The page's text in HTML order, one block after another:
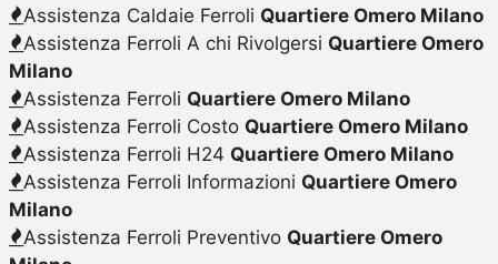
Assistenza Caldaie Ferroli Quartiere Omero Milano
Assistenza Ferroli A chi Rivolgersi Quartiere Omero
Milano
Assistenza Ferroli Quartiere Omero Milano
Assistenza Ferroli Costo Quartiere Omero Milano
Assistenza Ferroli H24 Quartiere Omero Milano
Assistenza Ferroli Informazioni Quartiere Omero
Milano
Assistenza Ferroli Preventivo Quartiere Omero